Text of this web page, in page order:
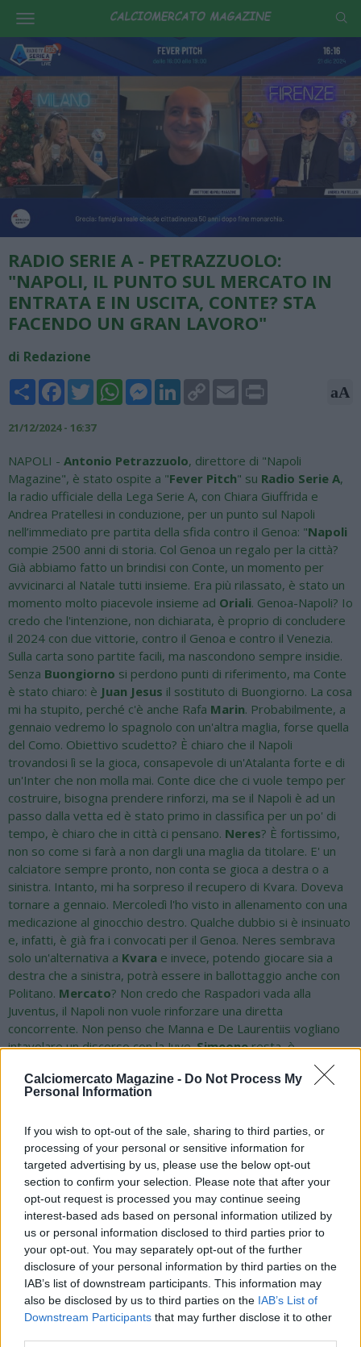
Calciomercato Magazine - Do Not Process My
Personal Information
If you wish to opt-out of the sale, sharing to third parties, or
processing of your personal or sensitive information for
targeted advertising by us, please use the below opt-out
section to confirm your selection. Please note that after your
opt-out request is processed you may continue seeing
interest-based ads based on personal information utilized by
us or personal information disclosed to third parties prior to
your opt-out. You may separately opt-out of the further
disclosure of your personal information by third parties on the
IAB’s list of downstream participants. This information may
also be disclosed by us to third parties on the IAB’s List of
Downstream Participants that may further disclose it to other
RADIO SERIE A - PETRAZZUOLO:
"NAPOLI, IL PUNTO SUL MERCATO IN
ENTRATA E IN USCITA, CONTE? STA
FACENDO UN GRAN LAVORO"
di Redazione
Share FacebookTwitterWhatsAppMessengerLinkedInCopy
Link
Email aA
21/12/2024 - 16:37
NAPOLI - Antonio Petrazzuolo, direttore di "Napoli
Magazine", è stato ospite a "Fever Pitch" su Radio Serie A,
la radio ufficiale della Lega Serie A, con Chiara Giuffrida e
Andrea Pratellesi in conduzione, per un punto sul Napoli
nell’immediato pre partita della sfida contro il Genoa: "Napoli
compie 2500 anni di storia. Col Genoa un regalo per la città?
Già abbiamo fatto un brindisi con Conte, un momento per
avvicinarci al Natale tutti insieme. Era più rilassato, è stato un
momento molto piacevole insieme ad Oriali. Genoa-Napoli? Io
credo che l'intenzione, non dichiarata, è proprio di concludere
il 2024 con due vittorie, contro il Genoa e contro il Venezia.
Sulla carta sono partite facili, ma nascondono sempre insidie.
Senza Buongiorno si perdono punti di riferimento, ma Conte
è stato chiaro: è Juan Jesus il sostituto di Buongiorno. La cosa
mi ha stupito, perché c'è anche Rafa Marin. Probabilmente, a
gennaio vedremo lo spagnolo con un'altra maglia, forse quella
del Como. Obiettivo scudetto? È chiaro che il Napoli
trovandosi lì se la gioca, consapevole di un'Atalanta forte e di
un'Inter che non molla mai. Conte dice che ci vuole tempo per
costruire, bisogna prendere rinforzi, ma se il Napoli è ad un
passo dalla vetta ed è stato primo in classifica per un po' di
tempo, è chiaro che in città ci pensano. Neres? È fortissimo,
non so come si farà a non dargli una maglia da titolare. E' un
calciatore sempre pronto, non conta se gioca a destra o a
sinistra. Intanto, mi ha sorpreso il recupero di Kvara. Doveva
tornare a gennaio. Mercoledì l'ho visto in allenamento con una
medicazione al ginocchio destro. Qualche dubbio si è insinuato
e, infatti, è già fra i convocati per il Genoa. Neres sembrava
solo un'alternativa a Kvara e invece, potendo giocare sia a
destra che a sinistra, potrà essere in ballottaggio anche con
Politano. Mercato? Non credo che Raspadori vada alla
Juventus, il Napoli non vuole rinforzare una diretta
concorrente. Non penso che Manna e De Laurentiis vogliano
intavolare un discorso con la Juve.Simeoneresta, è
un'alternativa valida a Lukaku. In difesa c'è un interessamento
concreto per Kiwior dell'Arsenal che gioca poco. Per Ismajli
non è detto che non si acceleri. Possiamo depennare
capitano e darà priorità ai bianconeri. Biraghi potrebbe
arrivare come alternativa ad Olivera. La Fiorentina è
interessata a Spinazzola e si potrebbe fare uno scambio. Con
Folorunsho il Napoli intende fare cassa. Si segue ancheFazzini
dell'Empoli. Bonny è una pista percorribile a giugno, così come
Jhon Duran dell'Aston villa. È un classe 2003 che potrà dare un
importante contributo alla squadra che lo acquisterà.
Osimhen ? Piace al Manchester United e Zirkzee potrebbe
rientrare come tesoretto per l'acquisto. Attenzione: non
parliamo di uno scambio.Lukakuè stato preso a titolo
definitivo e il rendimento è in linea con cui che abbiamo visto a